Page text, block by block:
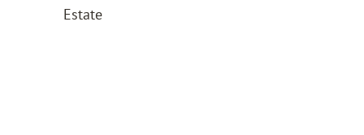
Estate